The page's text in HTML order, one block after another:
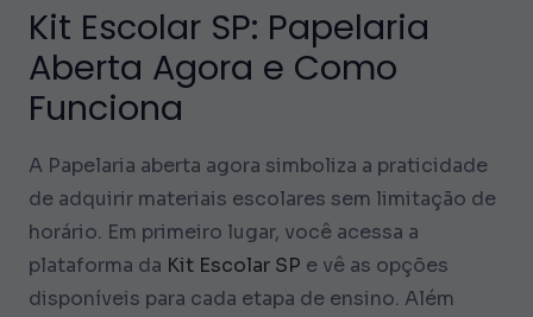
Kit Escolar SP: Papelaria
Aberta Agora e Como
Funciona
A Papelaria aberta agora simboliza a praticidade
de adquirir materiais escolares sem limitação de
horário. Em primeiro lugar, você acessa a
plataforma da Kit Escolar SP e vê as opções
disponíveis para cada etapa de ensino. Além